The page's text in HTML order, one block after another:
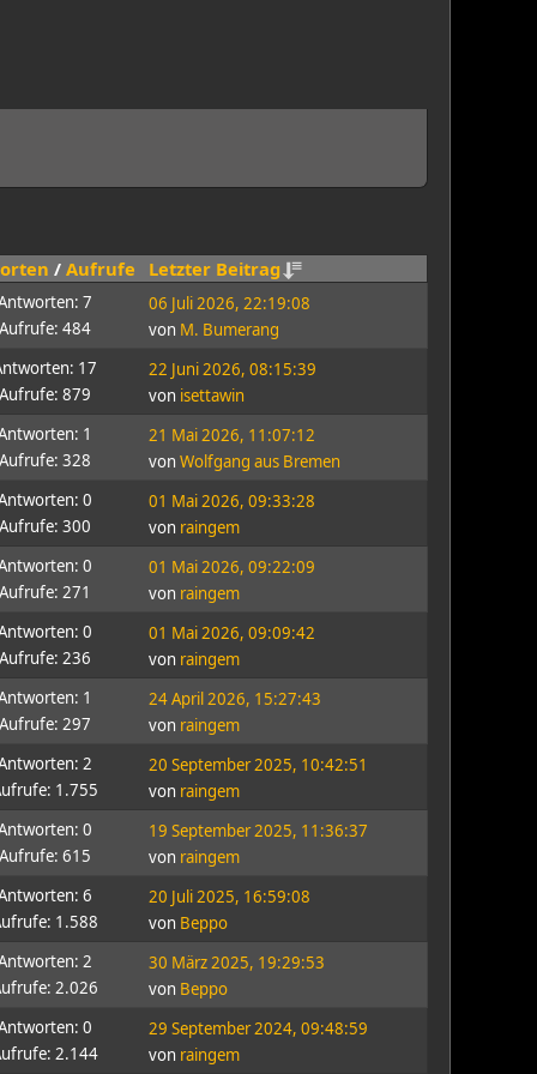
/ Aufrufe
Letzter Beitrag
7
Aufrufe: 484
06 Juli 2026, 22:19:08
von M. Bumerang
17
Aufrufe: 879
22 Juni 2026, 08:15:39
von isettawin
1
Aufrufe: 328
21 Mai 2026, 11:07:12
von Wolfgang aus Bremen
0
Aufrufe: 300
01 Mai 2026, 09:33:28
von raingem
0
Aufrufe: 271
01 Mai 2026, 09:22:09
von raingem
0
Aufrufe: 236
01 Mai 2026, 09:09:42
von raingem
1
Aufrufe: 297
24 April 2026, 15:27:43
von raingem
2
1.755
20 September 2025, 10:42:51
von raingem
0
Aufrufe: 615
19 September 2025, 11:36:37
von raingem
6
1.588
20 Juli 2025, 16:59:08
von Beppo
2
2.026
30 März 2025, 19:29:53
von Beppo
0
2.144
29 September 2024, 09:48:59
von raingem